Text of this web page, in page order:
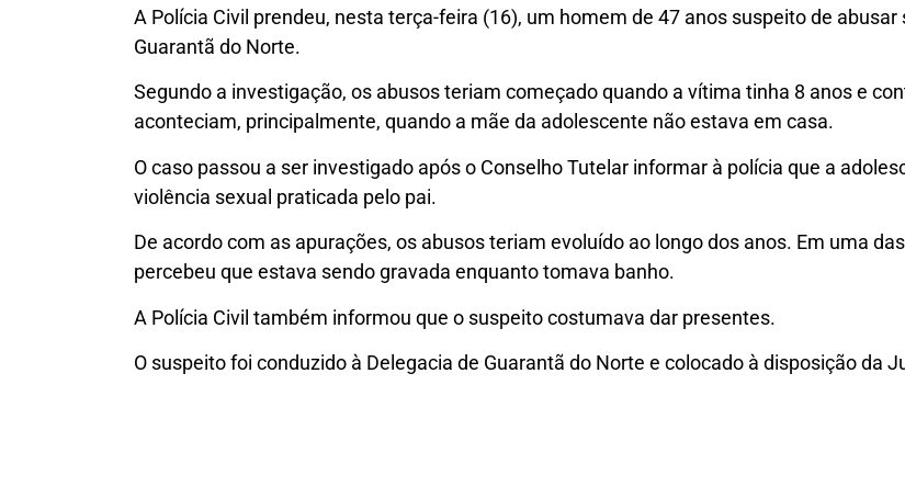
A Polícia Civil prendeu, nesta terça-feira (16), um homem de 47 anos suspeito de
Guarantã do Norte.
Segundo a investigação, os abusos teriam começado quando a vítima tinha 8 anos e
aconteciam, principalmente, quando a mãe da adolescente não estava em casa.
O caso passou a ser investigado após o Conselho Tutelar informar à polícia que a
violência sexual praticada pelo pai.
De acordo com as apurações, os abusos teriam evoluído ao longo dos anos. Em uma
percebeu que estava sendo gravada enquanto tomava banho.
A Polícia Civil também informou que o suspeito costumava dar presentes.
O suspeito foi conduzido à Delegacia de Guarantã do Norte e colocado à disposição da